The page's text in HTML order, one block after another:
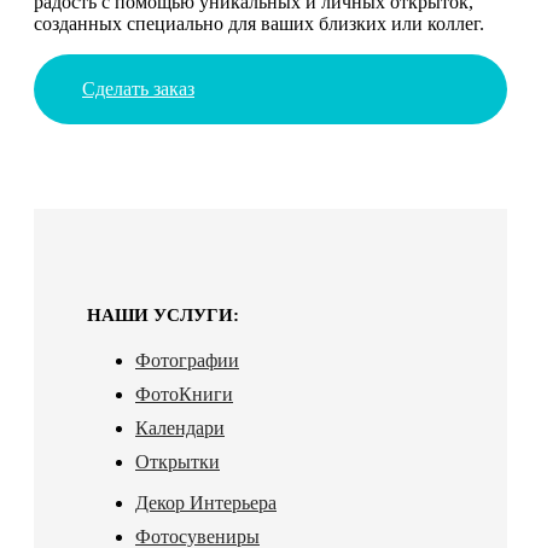
созданных специально для ваших близких или коллег.
Сделать заказ
НАШИ УСЛУГИ:
Фотографии
ФотоКниги
Календари
Открытки
Декор Интерьера
Фотосувениры